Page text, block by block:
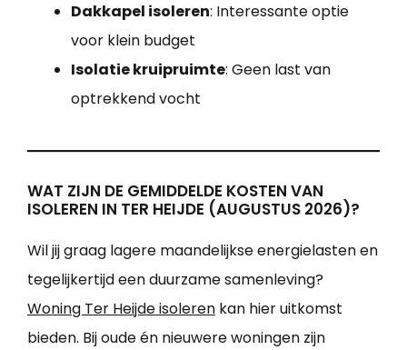
Dakkapel isoleren: Interessante optie
voor klein budget
Isolatie kruipruimte: Geen last van
optrekkend vocht
WAT ZIJN DE GEMIDDELDE KOSTEN VAN
ISOLEREN IN TER HEIJDE (AUGUSTUS 2026)?
Wil jij graag lagere maandelijkse energielasten en
tegelijkertijd een duurzame samenleving?
Woning Ter Heijde isoleren kan hier uitkomst
bieden. Bij oude én nieuwere woningen zijn